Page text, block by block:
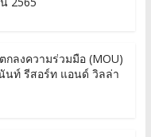
ลงความร่วมมือ (MOU)
นท์ รีสอร์ท แอนด์ วิลล่า